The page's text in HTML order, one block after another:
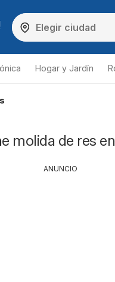
Hogar y Jardín
molida de res
ANUNCIO